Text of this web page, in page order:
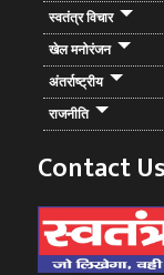
स्वतंत्र विचार
खेल मनोरंजन
अंतर्राष्ट्रीय
राजनीति
Contact Us